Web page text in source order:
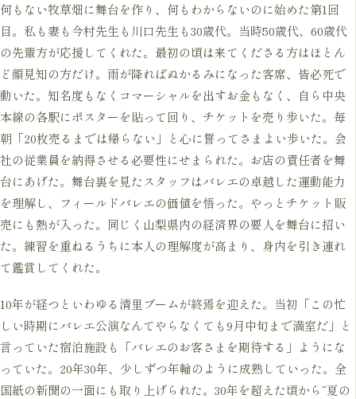
何もない牧草畑に舞台を作り、何もわからないのに始めた第1回
目。私も妻も今村先生も川口先生も30歳代。当時50歳代、60歳代
の先輩方が応援してくれた。最初の頃は来てくださる方はほとん
ど顔見知の方だけ。雨が降ればぬかるみになった客席、皆必死で
動いた。知名度もなくコマーシャルを出すお金もなく、自ら中央
本線の各駅にポスターを貼って回り、チケットを売り歩いた。毎
朝「20枚売るまでは帰らない」と心に誓ってさまよい歩いた。会
社の従業員を納得させる必要性にせまられた。お店の責任者を舞
台にあげた。舞台裏を見たスタッフはバレエの卓越した運動能力
を理解し、フィールドバレエの価値を悟った。やっとチケット販
売にも熱が入った。同じく山梨県内の経済界の要人を舞台に招い
た。練習を重ねるうちに本人の理解度が高まり、身内を引き連れ
て鑑賞してくれた。
10年が経つといわゆる清里ブームが終焉を迎えた。当初「この忙
しい時期にバレエ公演なんてやらなくても9月中旬まで満室だ」と
言っていた宿泊施設も「バレエのお客さまを期待する」ようにな
っていた。20年30年、少しずつ年輪のように成熟していった。全
国紙の新聞の一面にも取り上げられた。30年を超えた頃から“夏の